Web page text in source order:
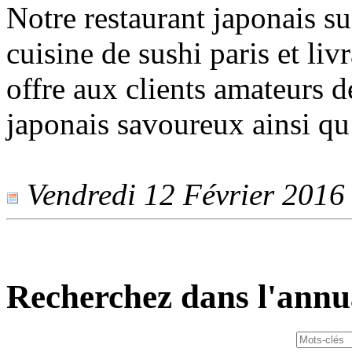
Notre restaurant japonais
cuisine de sushi paris et
offre aux clients amateurs
japonais savoureux ainsi
Vendredi 12 Février
Recherchez dans